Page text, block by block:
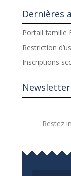
Dernières
Portail famille
Restriction
Inscriptions
Newsletter
Restez